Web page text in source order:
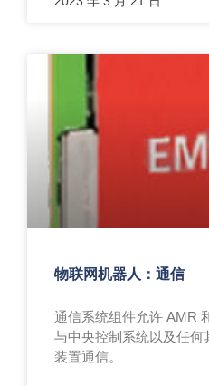
物联网机器人：通信
通信系统组件允许 AMR
与中央控制系统以及任
装置通信。